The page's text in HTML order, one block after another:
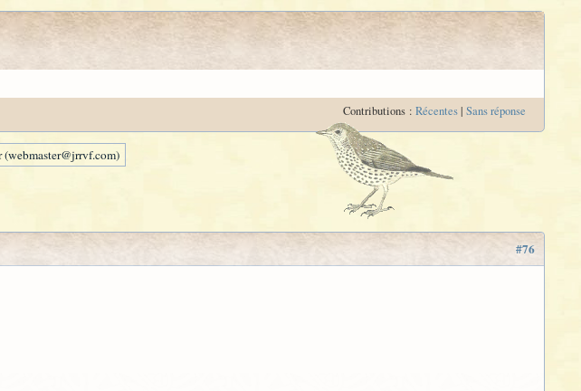
Contributions : Récentes| Sans réponse
(webmaster@jrrvf.com)
#76